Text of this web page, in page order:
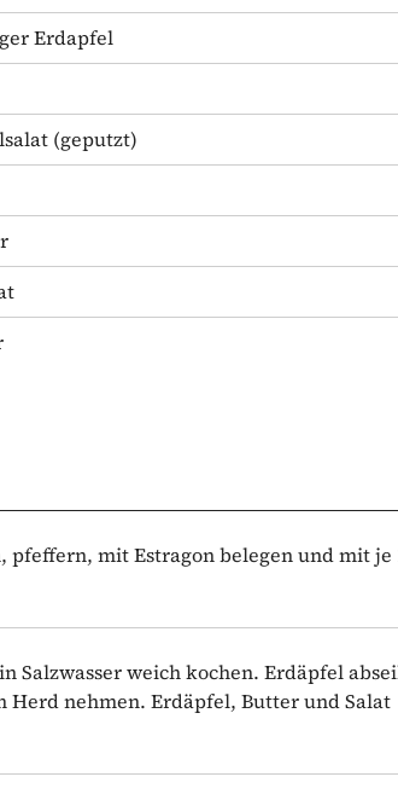
Erdapfel
(geputzt)
pfeffern, mit Estragon belegen und mit je
Salzwasser weich kochen. Erdäpfel
nehmen. Erdäpfel, Butter und Salat